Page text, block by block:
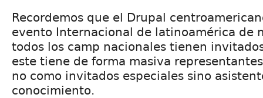
Recordemos que el Drupal
evento Internacional de latinoamérica de
todos los camp nacionales tienen
este tiene de forma masiva
no como invitados especiales sino
conocimiento.